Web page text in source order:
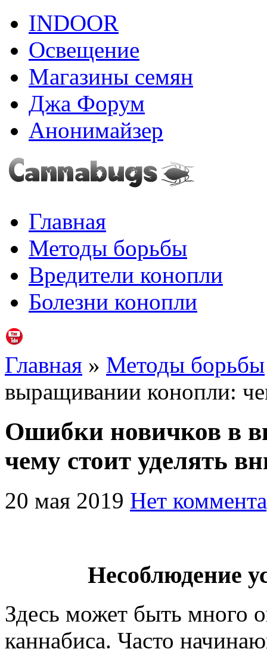
INDOOR
Освещение
Магазины семян
Джа Форум
Анонимайзер
Главная
Методы борьбы
Вредители конопли
Болезни конопли
Главная » Методы борьбы
выращивании конопли:
Ошибки новичков в
чему стоит уделять
20 мая 2019 Нет
Несоблюдение
Здесь может быть много
каннабиса. Часто